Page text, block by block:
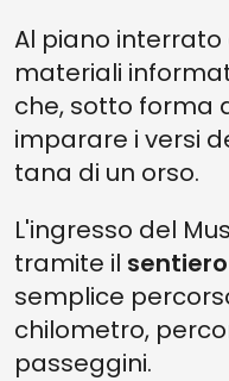
Al piano
materiali
che, sotto forma
imparare i versi
tana di un orso.
L'ingresso del
tramite il
semplice
chilometro,
passeggini.